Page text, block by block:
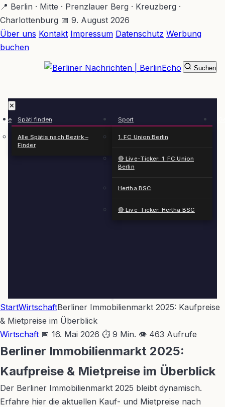
Zum
Hauptinhalt
springen
📍 Berlin · Mitte · Prenzlauer Berg · Kreuzberg ·
Charlottenburg 📅 9. August 2026
Über uns Kontakt Impressum Datenschutz Werbung
buchen
✕
Späti finden
Alle Spätis nach Bezirk –
Finder
Sport
1. FC Union Berlin
🔴 Live-Ticker: 1. FC Union
Berlin
Hertha BSC
🔴 Live-Ticker: Hertha BSC
Suchen
StartWirtschaftBerliner Immobilienmarkt 2025: Kaufpreise
& Mietpreise im Überblick
Wirtschaft 📅 16. Mai 2026 ⏱ 9 Min. 👁 463 Aufrufe
Berliner Immobilienmarkt 2025:
Kaufpreise & Mietpreise im Überblick
Der Berliner Immobilienmarkt 2025 bleibt dynamisch.
Erfahre hier die aktuellen Kauf- und Mietpreise nach